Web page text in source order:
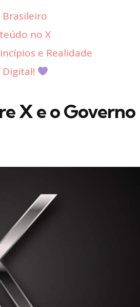
Brasileiro
no X
e Realidade
X e o Governo